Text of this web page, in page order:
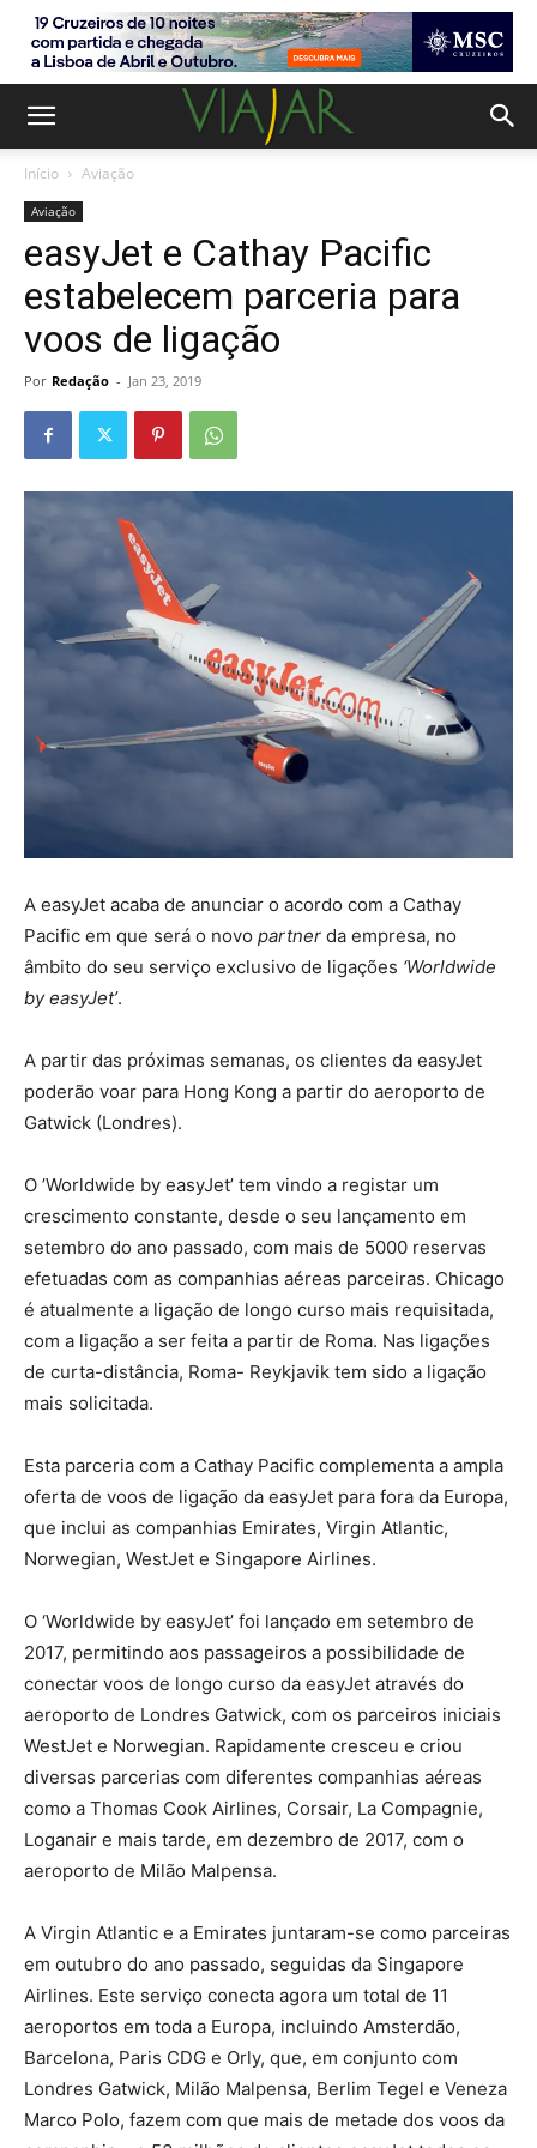
Início Aviação
Aviação
easyJet e Cathay Pacific
estabelecem parceria para
voos de ligação
Por Redação - Jan 23, 2019
A easyJet acaba de anunciar o acordo com a Cathay
Pacific em que será o novo partner da empresa, no
âmbito do seu serviço exclusivo de ligações ‘Worldwide
by easyJet’.
A partir das próximas semanas, os clientes da easyJet
poderão voar para Hong Kong a partir do aeroporto de
Gatwick (Londres).
O ’Worldwide by easyJet’ tem vindo a registar um
crescimento constante, desde o seu lançamento em
setembro do ano passado, com mais de 5000 reservas
efetuadas com as companhias aéreas parceiras. Chicago
é atualmente a ligação de longo curso mais requisitada,
com a ligação a ser feita a partir de Roma. Nas ligações
de curta-distância, Roma- Reykjavik tem sido a ligação
mais solicitada.
Esta parceria com a Cathay Pacific complementa a ampla
oferta de voos de ligação da easyJet para fora da Europa,
que inclui as companhias Emirates, Virgin Atlantic,
Norwegian, WestJet e Singapore Airlines.
O ‘Worldwide by easyJet’ foi lançado em setembro de
2017, permitindo aos passageiros a possibilidade de
conectar voos de longo curso da easyJet através do
aeroporto de Londres Gatwick, com os parceiros iniciais
WestJet e Norwegian. Rapidamente cresceu e criou
diversas parcerias com diferentes companhias aéreas
como a Thomas Cook Airlines, Corsair, La Compagnie,
Loganair e mais tarde, em dezembro de 2017, com o
aeroporto de Milão Malpensa.
A Virgin Atlantic e a Emirates juntaram-se como parceiras
em outubro do ano passado, seguidas da Singapore
Airlines. Este serviço conecta agora um total de 11
aeroportos em toda a Europa, incluindo Amsterdão,
Barcelona, Paris CDG e Orly, que, em conjunto com
Londres Gatwick, Milão Malpensa, Berlim Tegel e Veneza
Marco Polo, fazem com que mais de metade dos voos da